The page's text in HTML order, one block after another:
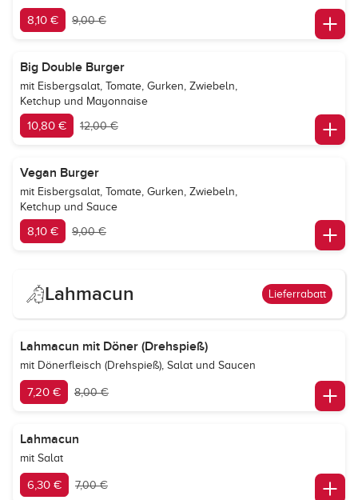
8,10 € 9,00 €
Big Double Burger
mit Eisbergsalat, Tomate, Gurken, Zwiebeln,
Ketchup und Mayonnaise
10,80 € 12,00 €
Vegan Burger
mit Eisbergsalat, Tomate, Gurken, Zwiebeln,
Ketchup und Sauce
8,10 € 9,00 €
Lahmacun Lieferrabatt
Lahmacun mit Döner (Drehspieß)
mit Dönerfleisch (Drehspieß), Salat und Saucen
7,20 € 8,00 €
Lahmacun
mit Salat
6,30 € 7,00 €